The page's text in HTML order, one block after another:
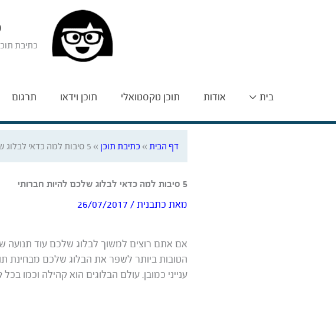
כתיבת
בית אודות תוכן טקסטואלי תוכן וידאו תרגום
דף הבית » כתיבת תוכן » 5 סיבות למה כדאי לבלוג שלכם להיות חברותי
5 סיבות למה כדאי לבלוג שלכם להיות חברותי
מאת כתבנית/
26/07/2017
אם אתם רוצים למשוך לבלוג שלכם עוד תנועה
הטובות ביותר לשפר את הבלוג שלכם מבחינת
ענייני כמובן. עולם הבלוגים הוא קהילה וכמו